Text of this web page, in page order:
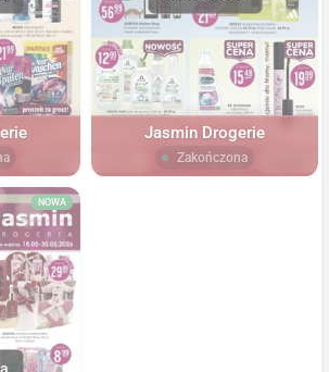
Jasmin Drogerie
Zakończona
NOWA